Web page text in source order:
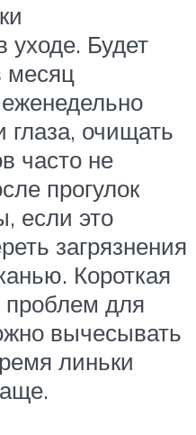
уходе. Будет
месяц
еженедельно
глаза, очищать
часто не
прогулок
если это
загрязнения
Короткая
проблем для
вычесывать
линьки